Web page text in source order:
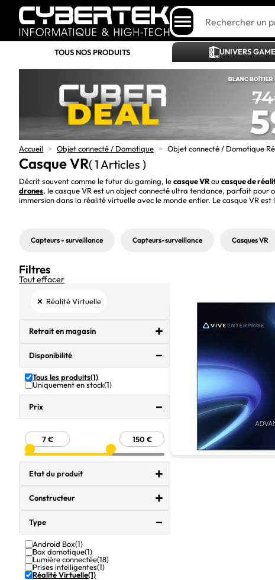
TOUS NOS PRODUITS UNIVERS
Accueil > Objet connecté / Domotique > Objet connecté / Domotique
Casque VR( 1 Articles )
Décrit souvent comme le futur du gaming, le casque VR ou casque de
drones, le casque VR est un object connecté ultra tendance, parfait
immersion dans la réalité virtuelle avec le monde entier. Le casque VR
Capteurs - surveillance Capteurs-surveillance Casques VR
Filtres
Tout effacer
× Réalité Virtuelle
Retrait en magasin
Disponibilité
Tous les produits(1)
Uniquement en stock(1)
Prix
Etat du produit
Constructeur
Type
Android Box(1)
Box domotique(1)
Lumière connectée(18)
Prises intelligentes(1)
Réalité Virtuelle(1)